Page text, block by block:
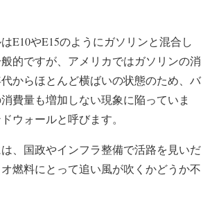
E10やE15のようにガソリンと混合し
的ですが、アメリカではガソリンの消
からほとんど横ばいの状態のため、バ
費量も増加しない現象に陥っていま
ウォールと呼びます。
、国政やインフラ整備で活路を見いだ
燃料にとって追い風が吹くかどうか不